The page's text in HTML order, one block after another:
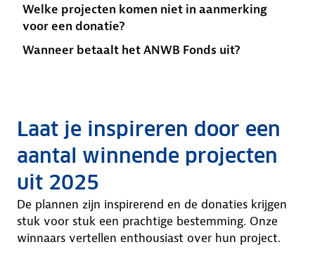
Welke projecten komen niet in aanmerking
voor een donatie?
Wanneer betaalt het ANWB Fonds uit?
Laat je inspireren door een
aantal winnende projecten
uit 2025
De plannen zijn inspirerend en de donaties krijgen
stuk voor stuk een prachtige bestemming. Onze
winnaars vertellen enthousiast over hun project.